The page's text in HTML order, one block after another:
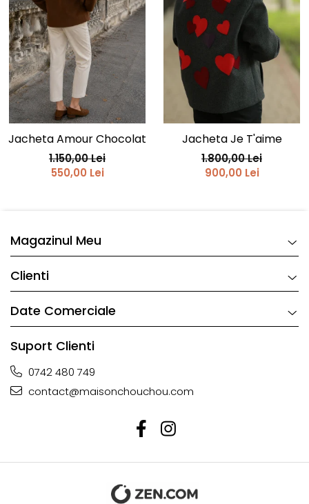
Jacheta Amour Chocolat
1.150,00 Lei
550,00 Lei
Jacheta Je T'aime
1.800,00 Lei
900,00 Lei
Magazinul Meu
Clienti
Date Comerciale
Suport Clienti
0742 480 749
contact@maisonchouchou.com